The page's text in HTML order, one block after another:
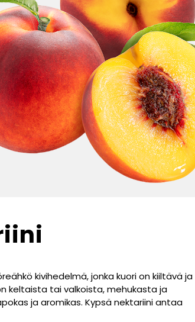
kivihedelmä, jonka kuori on kiiltävä ja
keltaista tai valkoista, mehukasta ja
ja aromikas. Kypsä nektariini antaa